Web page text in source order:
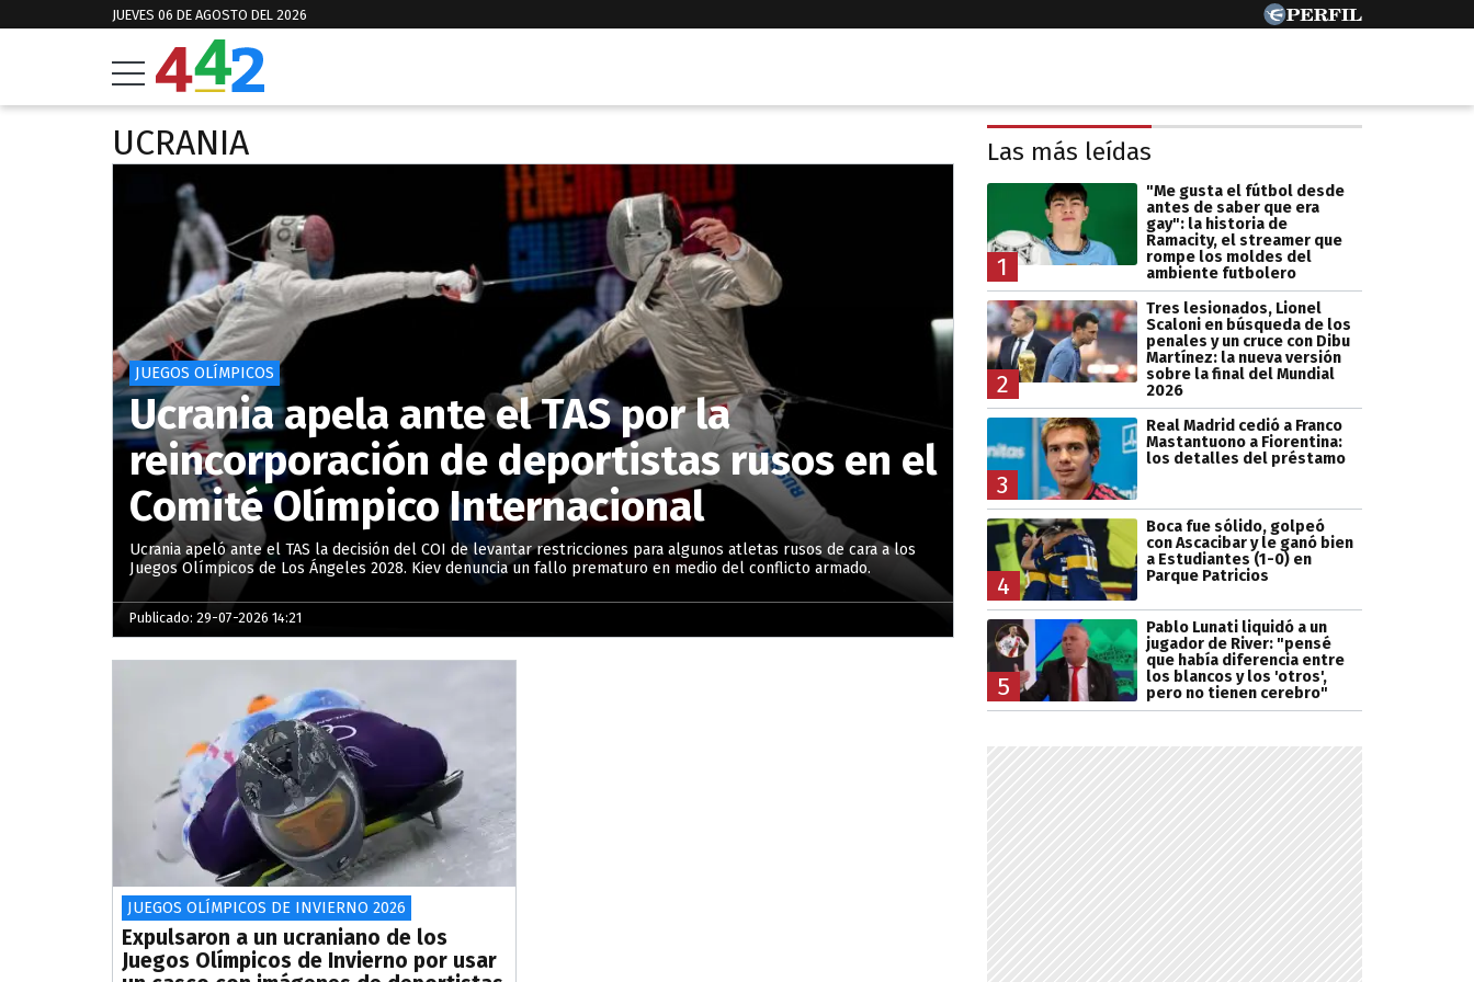
JUEVES 06 DE AGOSTO DEL 2026
UCRANIA
JUEGOS OLÍMPICOS
Ucrania apela ante el TAS por la
reincorporación de deportistas rusos en el
Comité Olímpico Internacional
Ucrania apeló ante el TAS la decisión del COI de levantar restricciones para algunos atletas rusos de cara a los
Juegos Olímpicos de Los Ángeles 2028. Kiev denuncia un fallo prematuro en medio del conflicto armado.
Publicado: 29-07-2026 14:21
JUEGOS OLÍMPICOS DE INVIERNO 2026
Expulsaron a un ucraniano de los
Juegos Olímpicos de Invierno por usar
Las más leídas
1
"Me gusta el fútbol desde
antes de saber que era
gay": la historia de
Ramacity, el streamer que
rompe los moldes del
ambiente futbolero
2
Tres lesionados, Lionel
Scaloni en búsqueda de los
penales y un cruce con Dibu
Martínez: la nueva versión
sobre la final del Mundial
2026
3
Real Madrid cedió a Franco
Mastantuono a Fiorentina:
los detalles del préstamo
4
Boca fue sólido, golpeó
con Ascacibar y le ganó bien
a Estudiantes (1-0) en
Parque Patricios
5
Pablo Lunati liquidó a un
jugador de River: "pensé
que había diferencia entre
los blancos y los 'otros',
pero no tienen cerebro"